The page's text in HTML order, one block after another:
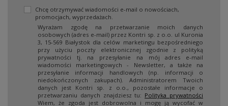
Chcę otrzymywać wiadomości e-mail o nowościach,
promocjach, wyprzedażach.
Wyrażam zgodę na przetwarzanie moich danych
osobowych (adres e-mail) przez Kontri sp. z o.o. ul Kuronia
3, 15-569 Białystok dla celów marketingu bezpośredniego
przy użyciu poczty elektronicznej zgodnie z polityką
prywatności tj. na przesyłanie na mój adres e-mail
wiadomości marketingowych - Newsletter, a także na
przesyłanie informacji handlowych (np. informacji o
niedokończonych zakupach). Administratorem Twoich
danych jest Kontri sp. z o.o., pozostałe informacje o
przetwarzaniu danych znajdziesz tu: Polityka prywatności
Wiem, że zgoda jest dobrowolna i mogę ją wycofać w